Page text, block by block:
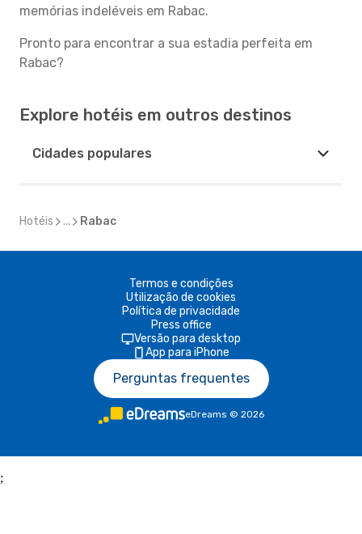
memórias indeléveis em Rabac.
Pronto para encontrar a sua estadia perfeita em
Rabac?
Explore hotéis em outros destinos
Cidades populares
Hotéis ... Rabac
Termos e condições
Utilização de cookies
Política de privacidade
Press office
Versão para desktop
App para iPhone
Perguntas frequentes
eDreams © 2026
;